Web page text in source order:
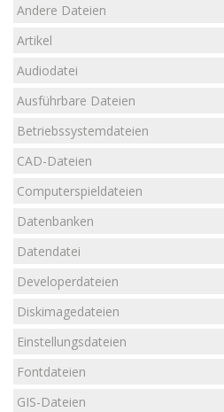
Andere Dateien
Artikel
Audiodatei
Ausführbare Dateien
Betriebssystemdateien
CAD-Dateien
Computerspieldateien
Datenbanken
Datendatei
Developerdateien
Diskimagedateien
Einstellungsdateien
Fontdateien
GIS-Dateien